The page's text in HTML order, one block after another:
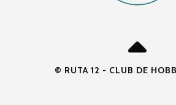
© RUTA 12 - CLUB DE